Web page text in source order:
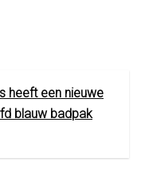
heeft een nieuwe
blauw badpak